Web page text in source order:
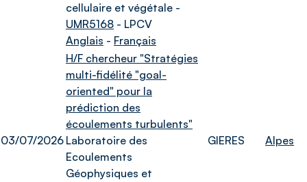
cellulaire et végétale -
UMR5168 - LPCV
Anglais - Français
03/07/2026
H/F chercheur "Stratégies
multi-fidélité "goal-
oriented" pour la
prédiction des
écoulements turbulents"
Laboratoire des
Ecoulements
Géophysiques et
GIERES Alpes